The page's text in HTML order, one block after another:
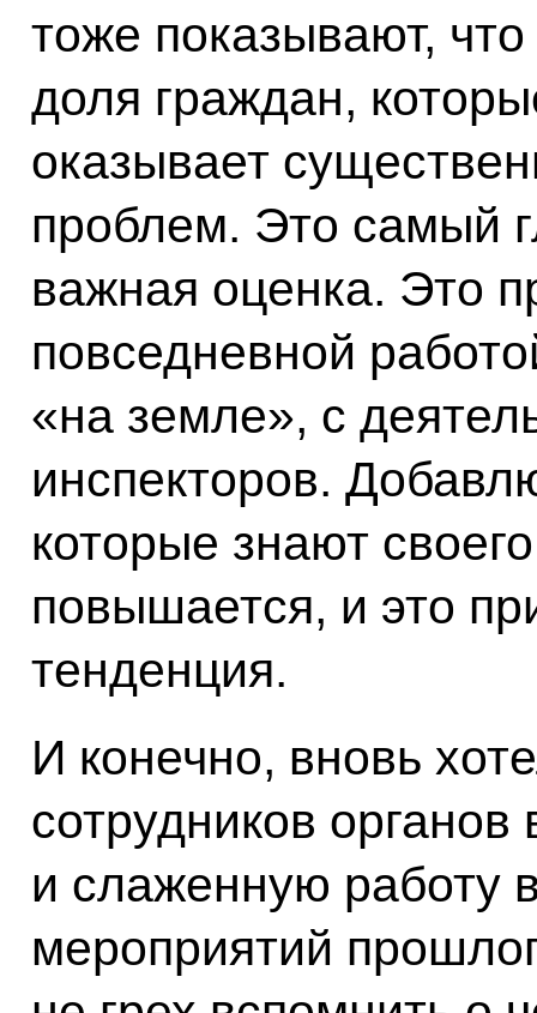
тоже показывают,
доля граждан,
оказывает
проблем. Это самый
важная оценка. Это
повседневной
«на земле», с
инспекторов.
которые знают
повышается, и это
тенденция.
И конечно, вновь
сотрудников
и слаженную работу
мероприятий